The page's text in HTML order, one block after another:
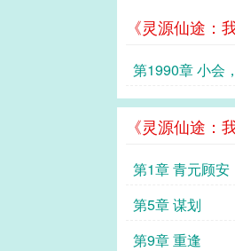
《灵源仙途：
第1990章 小会
《灵源仙途：
第1章 青元顾安
第5章 谋划
第9章 重逢